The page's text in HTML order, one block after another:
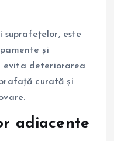
suprafețelor, este
și
evita deteriorarea
curată și
adiacente